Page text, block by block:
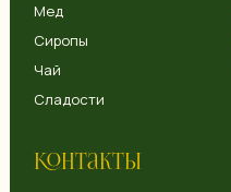
Мед
Сиропы
Чай
Сладости
Контакты